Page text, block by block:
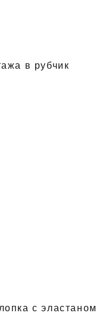
в рубчик
с эластаном